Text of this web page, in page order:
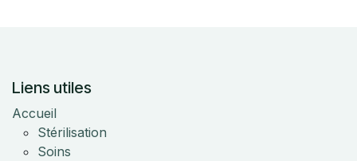
Liens utiles
Accueil
Stérilisation
Soins